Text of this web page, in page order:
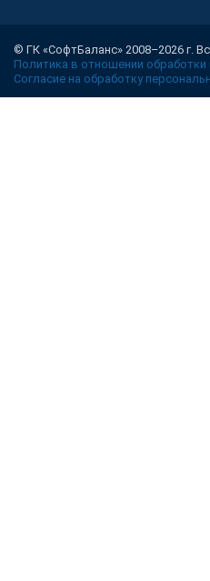
© ГК «СофтБаланс» 2008–2026 г.
Политика в отношении
Согласие на обработку